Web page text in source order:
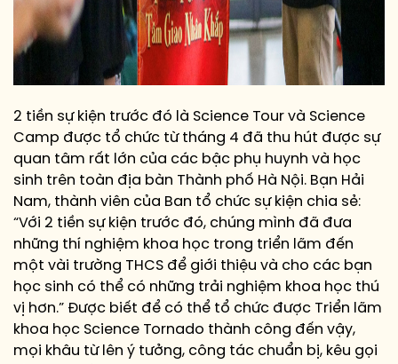
2 tiền sự kiện trước đó là Science Tour và Science
Camp được tổ chức từ tháng 4 đã thu hút được sự
quan tâm rất lớn của các bậc phụ huynh và học
sinh trên toàn địa bàn Thành phố Hà Nội. Bạn Hải
Nam, thành viên của Ban tổ chức sự kiện chia sẻ:
“Với 2 tiền sự kiện trước đó, chúng mình đã đưa
những thí nghiệm khoa học trong triển lãm đến
một vài trường THCS để giới thiệu và cho các bạn
học sinh có thể có những trải nghiệm khoa học thú
vị hơn.” Được biết để có thể tổ chức được Triển lãm
khoa học Science Tornado thành công đến vậy,
mọi khâu từ lên ý tưởng, công tác chuẩn bị, kêu gọi